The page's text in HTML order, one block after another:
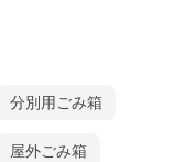
分別用ごみ箱
屋外ごみ箱